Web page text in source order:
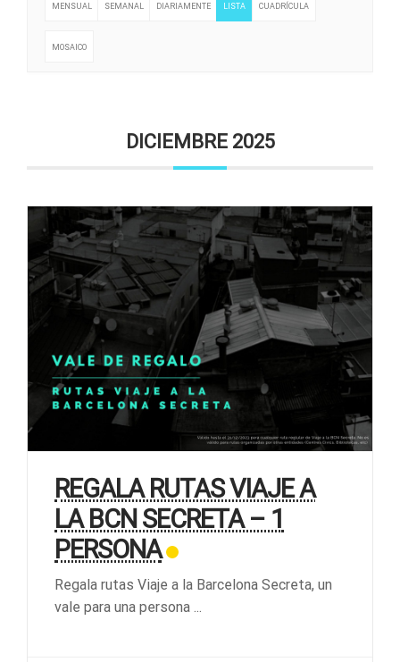
MENSUAL SEMANAL DIARIAMENTE LISTA CUADRÍCULA
MOSAICO
DICIEMBRE 2025
REGALA RUTAS VIAJE A
LA BCN SECRETA – 1
PERSONA
Regala rutas Viaje a la Barcelona Secreta, un
vale para una persona ...